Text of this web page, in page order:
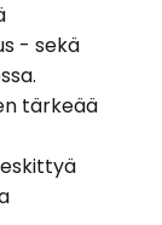
- sekä
tärkeää